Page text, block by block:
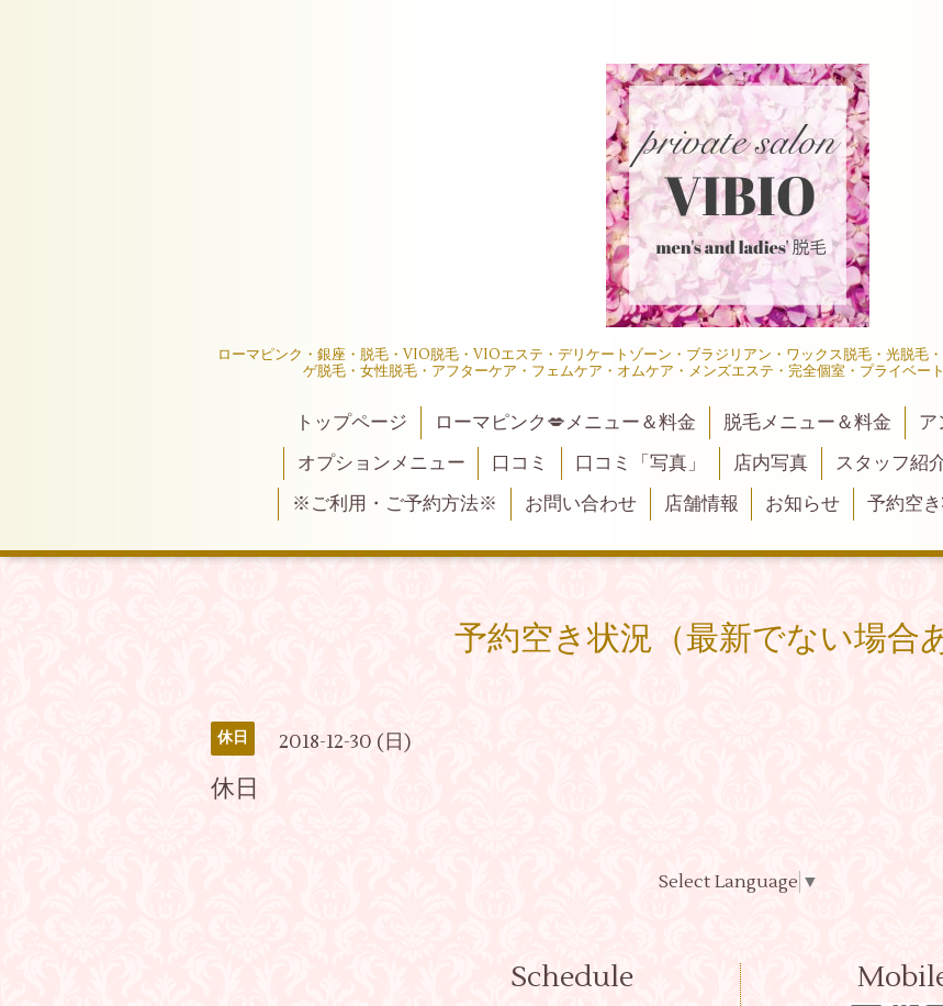
ローマピンク・銀座・脱毛・VIO脱毛・VIOエステ・デリケートゾーン・ブラジリアン・ワックス脱毛・光脱毛
ゲ脱毛・女性脱毛・アフターケア・フェムケア・オムケア・メンズエステ・完全個室・プライベー
トップページ ローマピンク💋メニュー＆料金 脱毛メニュー＆料金
オプションメニュー
口コミ 口コミ「写真」 店内写真 スタッフ紹
※ご利用・ご予約方法※
お問い合わせ 店舗情報 お知らせ 予約空
予約空き状況（最新でない場合
休日 2018-12-30 (日)
休日
Select Language ▼
Schedule